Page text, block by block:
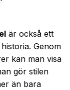
är också ett
Genom
kan man visa
gör stilen
än bara